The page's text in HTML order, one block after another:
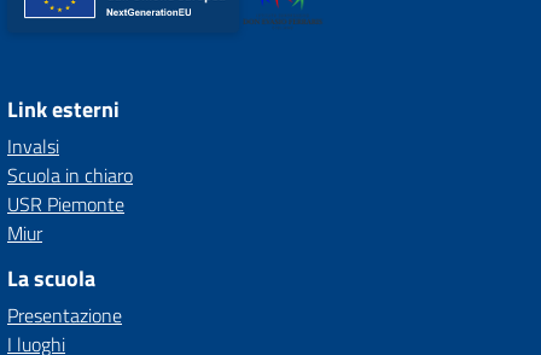
Link esterni
Invalsi
Scuola in chiaro
USR Piemonte
Miur
La scuola
Presentazione
I luoghi